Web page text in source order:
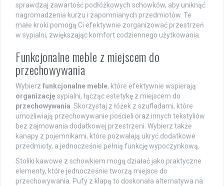
sprawdzaj zawartość podłóżkowych schowków, aby uniknąć
nagromadzenia kurzu i zapomnianych przedmiotów. Te
małe kroki pomogą Ci efektywnie zorganizować przestrzeń
w sypialni, zwiększając komfort codziennego użytkowania.
Funkcjonalne meble z miejscem do
przechowywania
Wybierz funkcjonalne meble, które efektywnie wspierają
organizację sypialni, łącząc estetykę z miejscem do
przechowywania. Skorzystaj z łóżek z szufladami, które
umożliwiają przechowywanie pościeli oraz innych tekstyliów
bez zajmowania dodatkowej przestrzeni. Wybierz także
kanapy z pojemnikami, które pozwalają ukryć dodatkowe
przedmioty, a jednocześnie pełnią funkcję wypoczynkową.
Stoliki kawowe z schowkiem mogą działać jako praktyczne
elementy, które jednocześnie tworzą miejsce do
przechowywania. Pufy z klapą to doskonała alternatywa na